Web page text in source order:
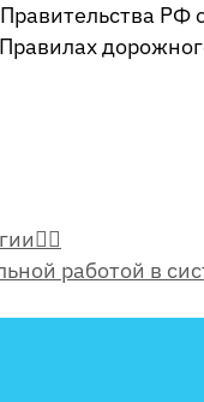
РФ
работой в